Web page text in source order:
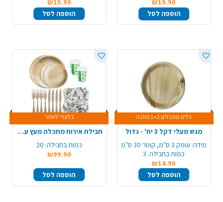
₪19.90
הוספה לסל
₪15.90
הוספה לסל
כלים מתכלים 1+2 מתנה
מגש מעלי דקל 3 יח' - גדול
מידה: עומק 3 ס"מ, קוטר 30 ס"מ
כמות בחבילה: 3
₪14.90
הוספה לסל
בלעדי לאתר
חבילת אירוח מתכלה מעץ עגול ל-20 סועדים
כמות בחבילה: 20
₪99.90
הוספה לסל